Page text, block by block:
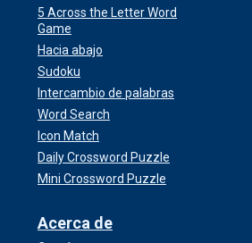
5 Across the Letter Word
Game
Hacia abajo
Sudoku
Intercambio de palabras
Word Search
Icon Match
Daily Crossword Puzzle
Mini Crossword Puzzle
Acerca de